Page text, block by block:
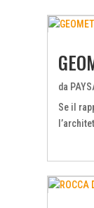
da
Se il